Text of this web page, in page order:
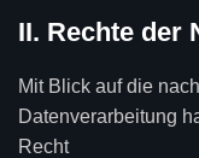
II. Rechte der
Mit Blick auf die
Datenverarbeitung
Recht